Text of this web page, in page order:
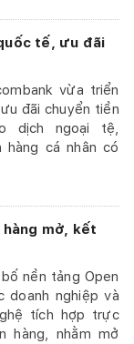
tế, ưu đãi
vừa triển
đãi chuyển tiền
dịch ngoại tệ,
hàng cá nhân có
mở, kết
nền tảng Open
doanh nghiệp và
tích hợp trực
hàng, nhằm mở